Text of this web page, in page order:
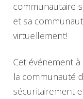
communautaire
et sa
virtuellement!
Cet événement
la communauté
sécuritairement